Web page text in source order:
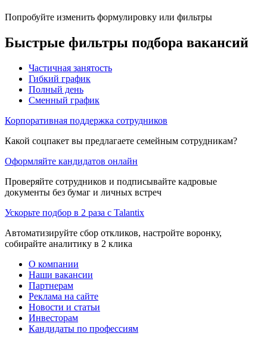
Попробуйте изменить формулировку или фильтры
Быстрые фильтры подбора вакансий
Частичная занятость
Гибкий график
Полный день
Сменный график
Корпоративная поддержка сотрудников
Какой соцпакет вы предлагаете семейным сотрудникам?
Оформляйте кандидатов онлайн
Проверяйте сотрудников и подписывайте кадровые
документы без бумаг и личных встреч
Ускорьте подбор в 2 раза с Talantix
Автоматизируйте сбор откликов, настройте воронку,
собирайте аналитику в 2 клика
О компании
Наши вакансии
Партнерам
Реклама на сайте
Новости и статьи
Инвесторам
Кандидаты по профессиям